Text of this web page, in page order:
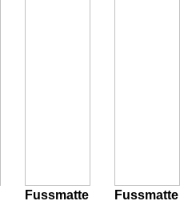
Fussmatte
Fussmatte